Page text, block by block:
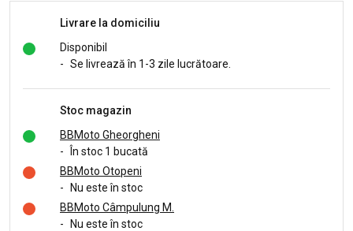
Livrare la domiciliu
Disponibil
- Se livrează în 1-3 zile lucrătoare.
Stoc magazin
BBMoto Gheorgheni
-
În stoc 1 bucată
BBMoto Otopeni
-
Nu este în stoc
BBMoto Câmpulung M.
-
Nu este în stoc